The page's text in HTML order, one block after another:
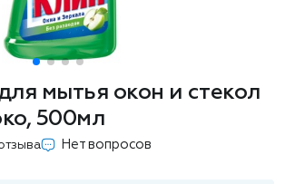
мытья окон и стекол
500мл
Нет вопросов